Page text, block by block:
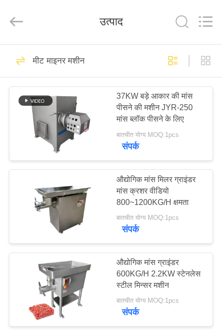
उत्पाद
वी.आर.
हमारे
का
नियंत्रण
Machinery
Co.,Ltd.
Reserved.
मांस प्रसंस्करण मशीन
255
औद्योगिक मांस स्लाइसर
213
मांस पासा खेलनेवाला
मशीन
उत्पाद
मीट माइनर मशीन
37KW बड़े आकार की मांस
पीसने की मशीन JYR-250
मांस ब्लॉक पीसने के लिए
बातचीत योग्य MOQ:1pcs
संपर्क
औद्योगिक मांस मिलर ग्राइंडर
मांस क्रशर वीडियो
800~1200KG/H क्षमता
बातचीत योग्य MOQ:1pcs
संपर्क
औद्योगिक मांस ग्राइंडर
600KG/H 2.2KW स्टेनलेस
स्टील मिन्सर मशीन
बातचीत योग्य MOQ:1pcs
संपर्क